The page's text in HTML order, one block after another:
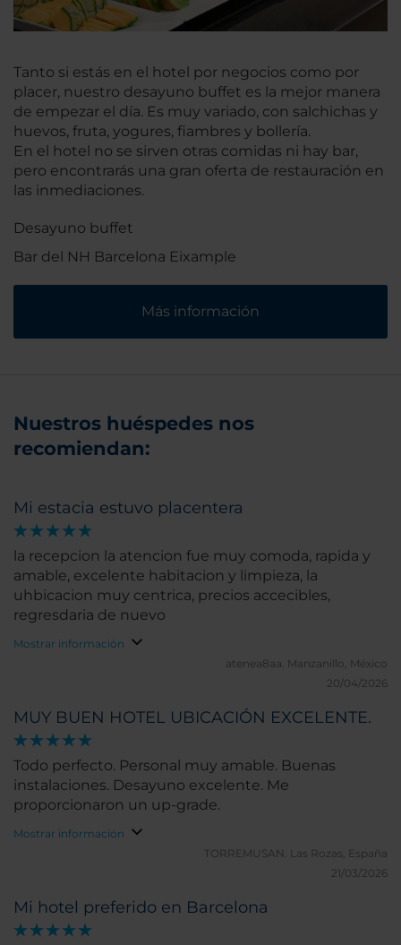
Tanto si estás en el hotel por negocios como por
placer, nuestro desayuno buffet es la mejor manera
de empezar el día. Es muy variado, con salchichas y
huevos, fruta, yogures, fiambres y bollería.
En el hotel no se sirven otras comidas ni hay bar,
pero encontrarás una gran oferta de restauración en
las inmediaciones.
Desayuno buffet
Bar del NH Barcelona Eixample
Más información
Nuestros huéspedes nos
recomiendan:
Mi estacia estuvo placentera
la recepcion la atencion fue muy comoda, rapida y
amable, excelente habitacion y limpieza, la
uhbicacion muy centrica, precios accecibles,
regresdaria de nuevo
Mostrar información
atenea8aa. Manzanillo, México
20/04/2026
MUY BUEN HOTEL UBICACIÓN EXCELENTE.
Todo perfecto. Personal muy amable. Buenas
instalaciones. Desayuno excelente. Me
proporcionaron un up-grade.
Mostrar información
TORREMUSAN.
Las Rozas, España
21/03/2026
Mi hotel preferido en Barcelona